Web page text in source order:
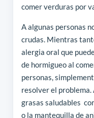
comer verduras por
A algunas personas
crudas. Mientras
alergia oral que
de hormigueo al
personas,
resolver el problema.
grasas saludables
o la mantequilla de